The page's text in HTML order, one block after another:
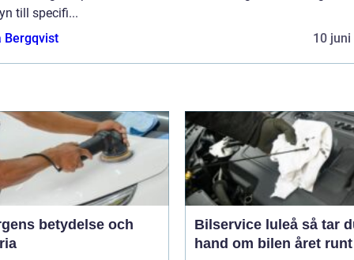
till specifi...
Bergqvist
10 juni
betydelse och
Bilservice luleå så tar du
hand om bilen året runt